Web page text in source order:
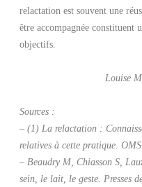
relactation est souvent une
être accompagnée constituent
objectifs.
Louise
Sources :
– (1) La relactation :
relatives à cette pratique.
– Beaudry M, Chiasson S,
sein, le lait, le geste. Presses